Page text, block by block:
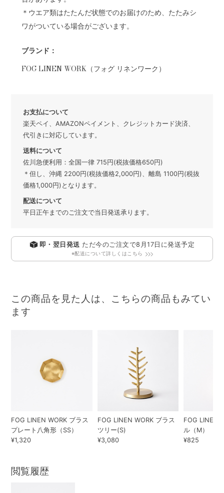
＊ウエア類はたたんだ状態でのお届けのため、たたみシ
ワがついている場合がございます。
ブランド：
FOG LINEN WORK（フォグ リネンワーク）
お支払について
楽天ペイ、AMAZONペイメント、クレジットカード決済、
代引きに対応しています。
送料について
佐川急便利用：全国一律 715円(税抜価格650円)
＊但し、沖縄 2200円(税抜価格2,000円)、離島 1100円(税抜
価格1,000円)となります。
配送について
平日正午までのご注文で当日発送承ります。
即・翌日発送 ただ今のご注文で8月17日 に発送予定
※配送について詳しくはこちら
この商品を見た人は、こちらの商品もみてい
ます
FOG LINEN WORK ブラス
プレート八角形（SS）
¥1,320
FOG LINEN WORK ブラス
ツリー(S)
¥3,080
FOG LINEN
ル（M）
¥825
閲覧履歴